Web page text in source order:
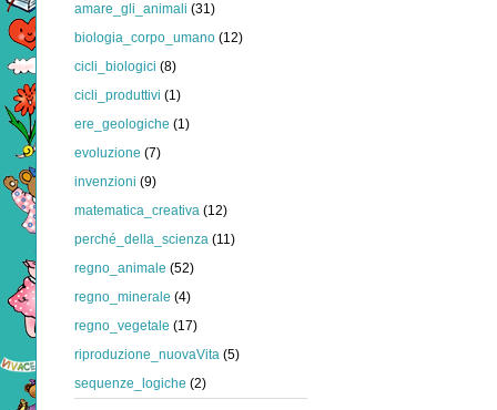
amare_gli_animali (31)
biologia_corpo_umano (12)
cicli_biologici (8)
cicli_produttivi (1)
ere_geologiche (1)
evoluzione (7)
invenzioni (9)
matematica_creativa (12)
perché_della_scienza (11)
regno_animale (52)
regno_minerale (4)
regno_vegetale (17)
riproduzione_nuovaVita (5)
sequenze_logiche (2)